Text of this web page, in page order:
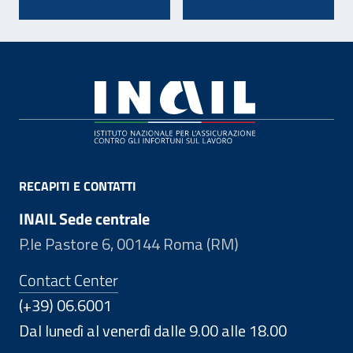
RECAPITI E CONTATTI
INAIL Sede centrale
P.le Pastore 6, 00144 Roma (RM)
Contact Center
(+39) 06.6001
Dal lunedì al venerdì dalle 9.00 alle 18.00